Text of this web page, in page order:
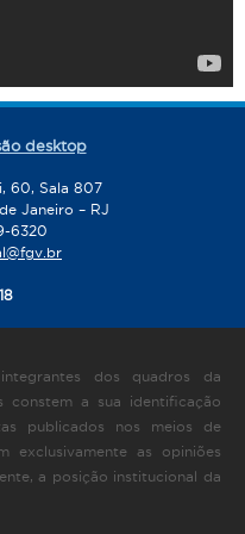
desktop
60, Sala 807
Janeiro – RJ
6320
dos quadros da
constem a sua identificação
publicados nos meios de
exclusivamente as opiniões
a posição institucional da